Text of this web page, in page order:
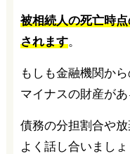
被相続人の死亡時
されます。
もしも金融機関か
マイナスの財産が
債務の分担割合や
よく話し合いましょ